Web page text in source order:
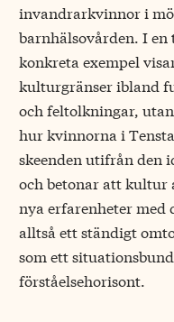
invandrarkvinnor i
barnhälsovården. I
konkreta exempel
kulturgränser ibland
och feltolkningar, utan
hur kvinnorna i
skeenden utifrån den
och betonar att
nya erfarenheter
alltså ett ständigt
som ett
förståelsehorisont.